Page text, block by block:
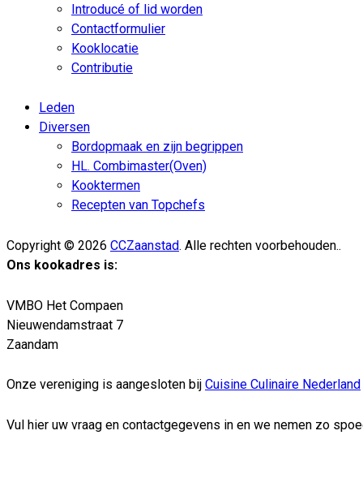
Introducé of lid worden
Contactformulier
Kooklocatie
Contributie
Leden
Diversen
Bordopmaak en zijn begrippen
HL. Combimaster(Oven)
Kooktermen
Recepten van Topchefs
Copyright © 2026 CCZaanstad. Alle rechten voorbehouden..
Ons kookadres is:
VMBO Het Compaen
Nieuwendamstraat 7
Zaandam
Onze vereniging is aangesloten bij Cuisine Culinaire Nederland
Vul hier uw vraag en contactgegevens in en we nemen zo